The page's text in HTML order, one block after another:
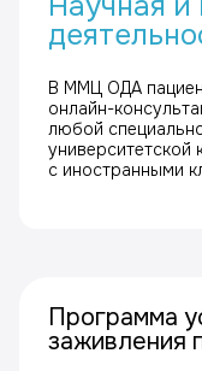
В ММЦ ОДА
онлайн-
любой
университетской
с иностранными
Программа
заживления